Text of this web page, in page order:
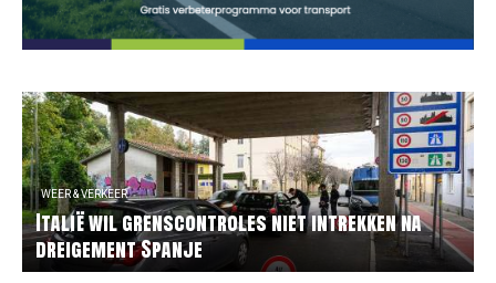
WEER & VERKEER
Italië wil grenscontroles niet intrekken na
dreigement Spanje